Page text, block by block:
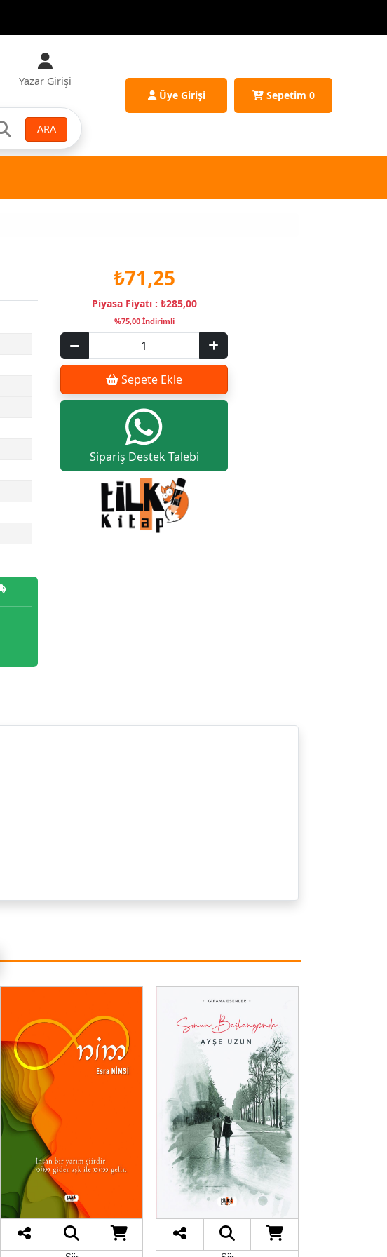
Yazar Girişi
ARA
Üye Girişi Sepetim 0
₺71,25
Piyasa Fiyatı :₺285,00
%75,00 İndirimli
Sepete Ekle
Sipariş Destek Talebi